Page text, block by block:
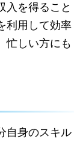
入を得ること
利用して効率
忙しい方にも
自身のスキル